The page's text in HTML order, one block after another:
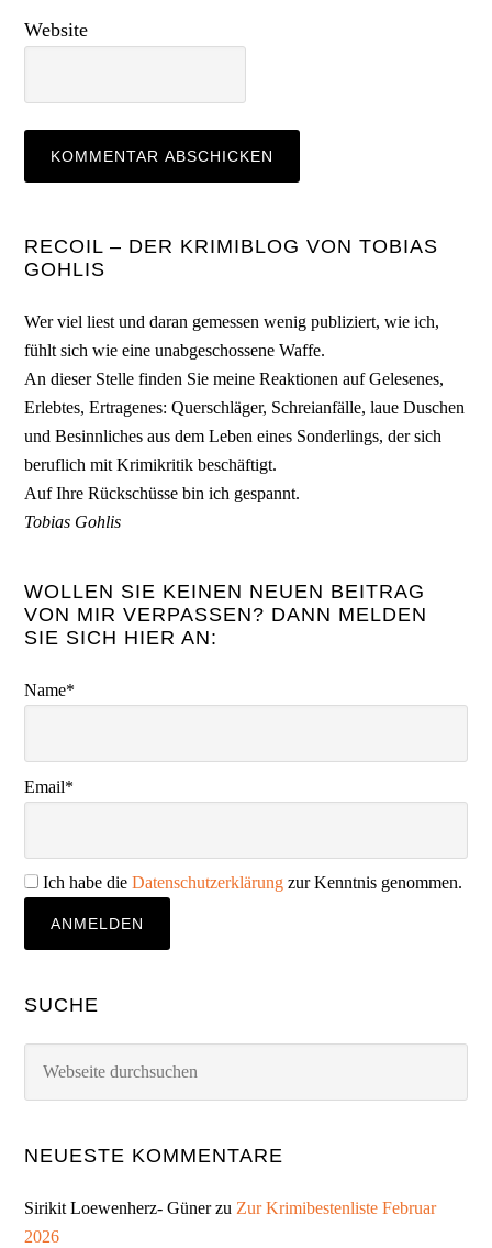
Website
Seitenspalte
RECOIL – DER KRIMIBLOG VON TOBIAS
GOHLIS
Wer viel liest und daran gemessen wenig publiziert, wie ich,
fühlt sich wie eine unabgeschossene Waffe.
An dieser Stelle finden Sie meine Reaktionen auf Gelesenes,
Erlebtes, Ertragenes: Querschläger, Schreianfälle, laue Duschen
und Besinnliches aus dem Leben eines Sonderlings, der sich
beruflich mit Krimikritik beschäftigt.
Auf Ihre Rückschüsse bin ich gespannt.
Tobias Gohlis
WOLLEN SIE KEINEN NEUEN BEITRAG
VON MIR VERPASSEN? DANN MELDEN
SIE SICH HIER AN:
Name*
Email*
Ich habe dieDatenschutzerklärung zur Kenntnis genommen.
SUCHE
NEUESTE KOMMENTARE
Sirikit Loewenherz- Günerzu Zur Krimibestenliste Februar
2026